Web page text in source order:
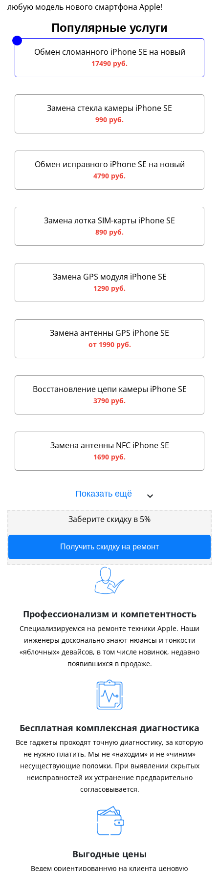
любую модель нового смартфона Apple!
Популярные услуги
Обмен сломанного iPhone SE на новый
17490 руб.
Замена стекла камеры iPhone SE
990 руб.
Обмен исправного iPhone SE на новый
4790 руб.
Замена лотка SIM-карты iPhone SE
890 руб.
Замена GPS модуля iPhone SE
1290 руб.
Замена антенны GPS iPhone SE
от 1990 руб.
Восстановление цепи камеры iPhone SE
3790 руб.
Замена антенны NFC iPhone SE
1690 руб.
Показать ещё
Заберите скидку в 5%
Получить скидку на ремонт
Профессионализм и компетентность
Специализируемся на ремонте техники Apple. Наши
инженеры досконально знают нюансы и тонкости
«яблочных» девайсов, в том числе новинок, недавно
появившихся в продаже.
Бесплатная комплексная диагностика
Все гаджеты проходят точную диагностику, за которую
не нужно платить. Мы не «находим» и не «чиним»
несуществующие поломки. При выявлении скрытых
неисправностей их устранение предварительно
согласовывается.
Выгодные цены
Ведем ориентированную на клиента ценовую